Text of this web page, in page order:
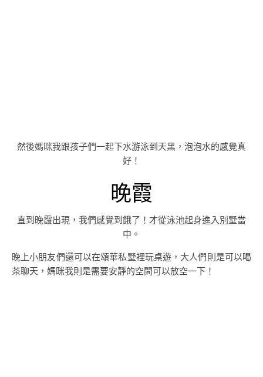
然後媽咪我跟孩子們一起下水游泳到天黑，泡泡水的感覺真
好！
晚霞
直到晚霞出現，我們感覺到餓了！才從泳池起身進入別墅當
中。
晚上小朋友們還可以在頌華私墅裡玩桌遊，大人們則是可以喝
茶聊天，媽咪我則是需要安靜的空間可以放空一下！